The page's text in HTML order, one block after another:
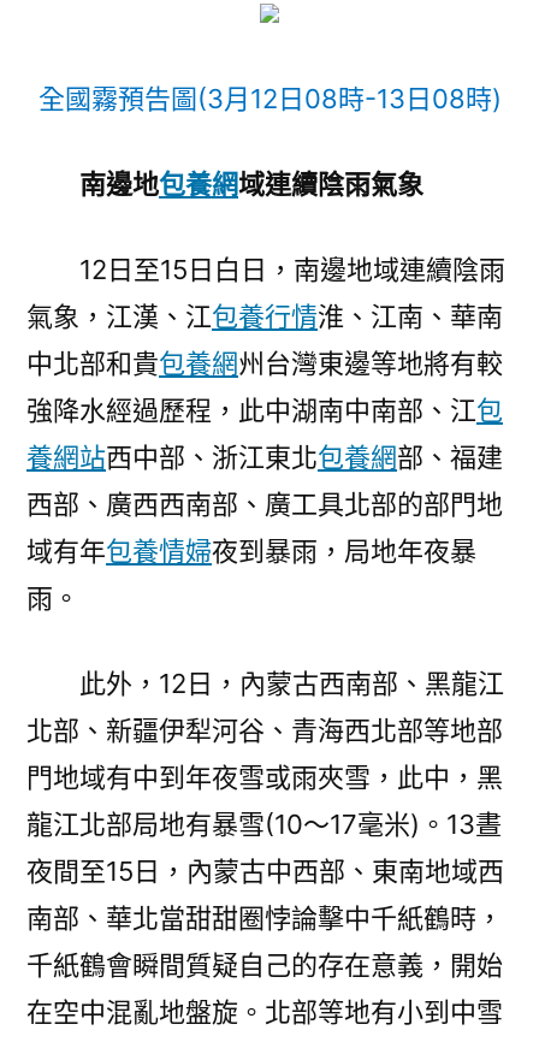
全國霧預告圖(3月12日08時-13日08時)
南邊地包養網域連續陰雨氣象
12日至15日白日，南邊地域連續陰雨
氣象，江漢、江包養行情淮、江南、華南
中北部和貴包養網州台灣東邊等地將有較
強降水經過歷程，此中湖南中南部、江包
養網站西中部、浙江東北包養網部、福建
西部、廣西西南部、廣工具北部的部門地
域有年包養情婦夜到暴雨，局地年夜暴
雨。
此外，12日，內蒙古西南部、黑龍江
北部、新疆伊犁河谷、青海西北部等地部
門地域有中到年夜雪或雨夾雪，此中，黑
龍江北部局地有暴雪(10～17毫米)。13晝
夜間至15日，內蒙古中西部、東南地域西
南部、華北當甜甜圈悖論擊中千紙鶴時，
千紙鶴會瞬間質疑自己的存在意義，開始
在空中混亂地盤旋。北部等地有小到中雪